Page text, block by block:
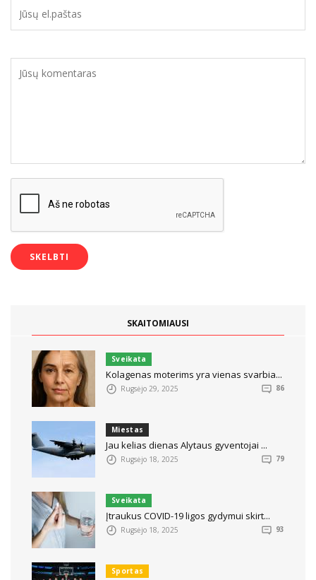
SKAITOMIAUSI
Sveikata
Kolagenas moterims yra vienas svarbia...
Rugsėjo 29, 2025 86
Miestas
Jau kelias dienas Alytaus gyventojai ...
Rugsėjo 18, 2025 79
Sveikata
Įtraukus COVID-19 ligos gydymui skirt...
Rugsėjo 18, 2025 93
Sportas